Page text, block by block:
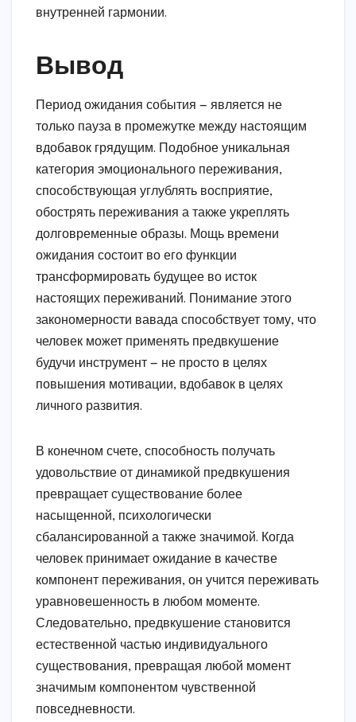
внутренней гармонии.
Вывод
Период ожидания события — является не
только пауза в промежутке между настоящим
вдобавок грядущим. Подобное уникальная
категория эмоционального переживания,
способствующая углублять восприятие,
обострять переживания а также укреплять
долговременные образы. Мощь времени
ожидания состоит во его функции
трансформировать будущее во исток
настоящих переживаний. Понимание этого
закономерности вавада способствует тому, что
человек может применять предвкушение
будучи инструмент — не просто в целях
повышения мотивации, вдобавок в целях
личного развития.
В конечном счете, способность получать
удовольствие от динамикой предвкушения
превращает существование более
насыщенной, психологически
сбалансированной а также значимой. Когда
человек принимает ожидание в качестве
компонент переживания, он учится переживать
уравновешенность в любом моменте.
Следовательно, предвкушение становится
естественной частью индивидуального
существования, превращая любой момент
значимым компонентом чувственной
повседневности.